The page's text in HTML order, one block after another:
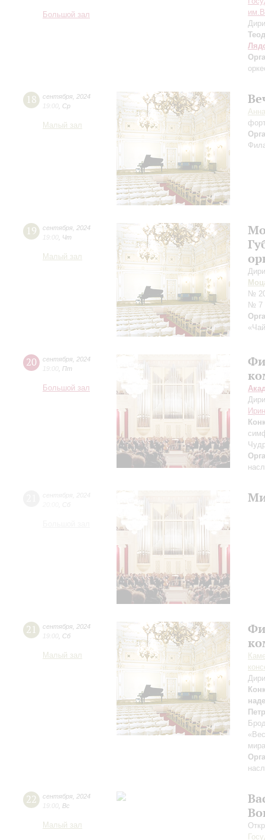
Большой зал
18 сентября 2024
19:00 Ср
Малый зал
19 сентября 2024
19:00 Чт
Малый зал
№
№ 7
20 сентября 2024
19:00 Пт
Большой зал
21 сентября 2024
19:00 Сб
Малый зал
22 сентября 2024
19:00 Вс
Малый зал